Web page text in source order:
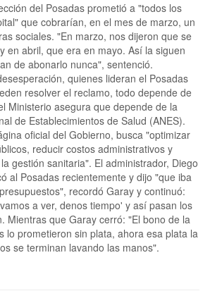
del Posadas prometió a "todos los
que cobrarían, en el mes de marzo, un
sociales. "En marzo, nos dijeron que se
en abril, que era en mayo. Así la siguen
de abonarlo nunca", sentenció.
quienes lideran el Posadas
resolver el reclamo, todo depende de
Ministerio asegura que depende de la
de Establecimientos de Salud (ANES).
oficial del Gobierno, busca "optimizar
reducir costos administrativos y
gestión sanitaria". El administrador, Diego
al Posadas recientemente y dijo "que iba
recordó Garay y continuó:
a ver, denos tiempo' y así pasan los
Mientras que Garay cerró: "El bono de la
lo prometieron sin plata, ahora esa plata la
se terminan lavando las manos".